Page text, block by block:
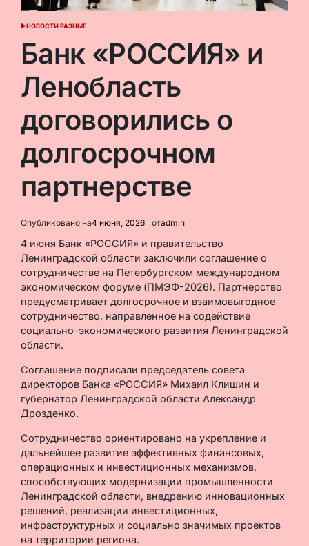
ОПУБЛИКОВАНО
НОВОСТИ РАЗНЫЕ
Банк «РОССИЯ» и
Ленобласть
договорились о
долгосрочном
партнерстве
Опубликовано на4 июня, 2026 отadmin
4 июня Банк «РОССИЯ» и правительство
Ленинградской области заключили соглашение о
сотрудничестве на Петербургском международном
экономическом форуме (ПМЭФ-2026). Партнерство
предусматривает долгосрочное и взаимовыгодное
сотрудничество, направленное на содействие
социально-экономического развития Ленинградской
области.
Соглашение подписали председатель совета
директоров Банка «РОССИЯ» Михаил Клишин и
губернатор Ленинградской области Александр
Дрозденко.
Сотрудничество ориентировано на укрепление и
дальнейшее развитие эффективных финансовых,
операционных и инвестиционных механизмов,
способствующих модернизации промышленности
Ленинградской области, внедрению инновационных
решений, реализации инвестиционных,
инфраструктурных и социально значимых проектов
на территории региона.